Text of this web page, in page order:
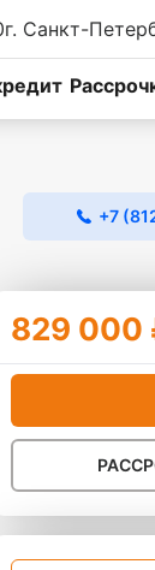
г. Санкт-
+7
829 000